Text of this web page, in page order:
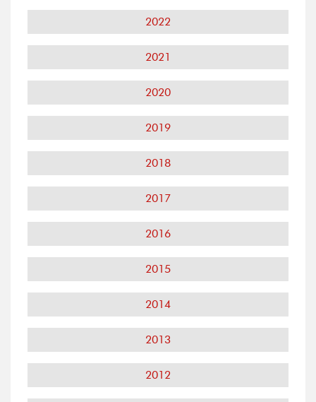
2022
2021
2020
2019
2018
2017
2016
2015
2014
2013
2012